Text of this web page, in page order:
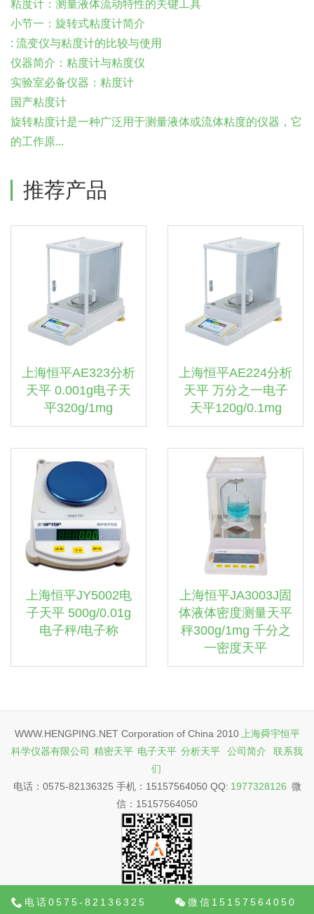
粘度计：测量液体流动特性的关键工具
小节一：旋转式粘度计简介
: 流变仪与粘度计的比较与使用
仪器简介：粘度计与粘度仪
实验室必备仪器：粘度计
国产粘度计
旋转粘度计是一种广泛用于测量液体或流体粘度的仪器，它
的工作原...
推荐产品
上海恒平AE323分析
天平 0.001g电子天
平320g/1mg
上海恒平AE224分析
天平 万分之一电子
天平120g/0.1mg
上海恒平JY5002电
子天平 500g/0.01g
电子秤/电子称
上海恒平JA3003J固
体液体密度测量天平
秤300g/1mg 千分之
一密度天平
WWW.HENGPING.NET Corporation of China 2010
上海舜宇恒平
科学仪器有限公司 精密天平 电子天平 分析天平 公司简介
联系我
们
电话：0575-82136325 手机：15157564050 QQ: 1977328126 微
信：15157564050
电话0575-82136325 微信15157564050